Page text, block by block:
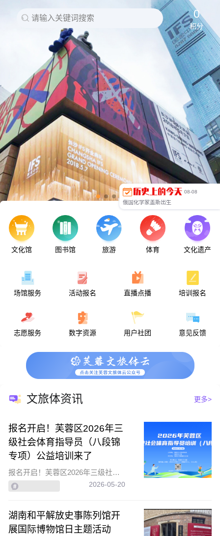
请输入关键词搜索 0
积分
08-08
齐鲁乾时之战，齐桓公的地位得到巩固
英国击败西班牙无敌舰队
俄国化学家盖斯出生
上海黄浦公园开放 华人与狗不得入内
二战日本战犯土肥原贤二出生
美国物理学家托马斯·劳伦斯诞生
英国物理学家保罗·狄拉克诞生
讨袁军与北军在南京血战
营口坠龙事件
达斯汀·霍夫曼出生
法国四名著名人物被维希政府逮捕
苏联对日本宣战
中共土改政策向富农让步
梅兰芳病逝
东南亚国家联盟成立
日本心脏移植手术引起震惊
金大中被绑架事件发生
尼克松因水门事件辞职
八仙饭店“人肉叉烧包”骇人惨案
布达拉宫维修工程竣工
京津塘高速公路验收后正式通车
旅美华人抗议迫害印尼华人暴行
刘国梁在第45届世乒赛男单决赛中勇夺冠军
我国首次使用自主研制的“实践五号”卫星圆满完成任务
美国摧毁最大儿童色情网站
第29届奥运会组委会筹备办在京成立
第24届世界大学生运动会开幕
第29届北京奥运会开幕
俄罗斯装甲部队进入南奥塞梯
台风“莫拉克”重创台湾
全国第一个“全民健身日”
甘肃舟曲县发生特大泥石流
圣元奶粉遭遇“女婴性早熟门”
美军空袭伊拉克极端组织
“不败组合”吴敏霞、施廷懋女双三米板夺冠
里约奥运龙清泉获男子举重金牌
泳坛”表情包“傅园慧“洪荒之力”走红
8·8九寨沟地震
中国金属物理“一代宗师”柯俊去世
文化馆 图书馆 旅游 体育 文化遗产
场馆服务
志愿服务
活动报名
数字资源
直播点播
用户社团
培训报名
意见反馈
文旅体资讯 更多>
报名开启！芙蓉区2026年三
级社会体育指导员（八段锦
专项）公益培训来了
报名开启！芙蓉区2026年三级社会体育指导员（八段锦专项）公益培训来了
2026-05-20
湖南和平解放史事陈列馆开
展国际博物馆日主题活动